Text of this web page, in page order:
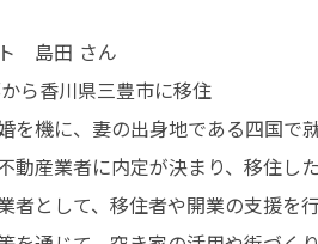
　島⽥ さん
ら⾹川県三豊市に移住
を機に、妻の出⾝地である四国で
動産業者に内定が決まり、移住した
者として、移住者や開業の⽀援を⾏